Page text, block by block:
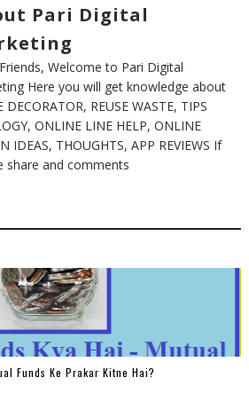
Pari Digital
Welcome to Pari Digital
Here you will get knowledge about
DECORATOR, REUSE WASTE, TIPS
ONLINE LINE HELP, ONLINE
IDEAS, THOUGHTS, APP REVIEWS If
share and comments
Funds Ke Prakar Kitne Hai?